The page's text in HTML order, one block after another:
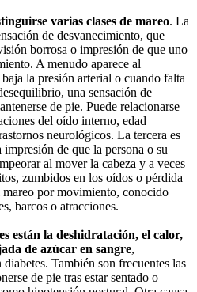
varias clases de mareo. La
de desvanecimiento, que
borrosa o impresión de que uno
A menudo aparece al
la presión arterial o cuando falta
una sensación de
de pie. Puede relacionarse
del oído interno, edad
neurológicos. La tercera es
de que la persona o su
al mover la cabeza y a veces
zumbidos en los oídos o pérdida
por movimiento, conocido
barcos o atracciones.
están la deshidratación, el calor,
de azúcar en sangre,
También son frecuentes las
de pie tras estar sentado o